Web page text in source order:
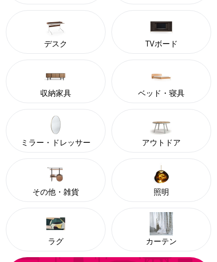
デスク TVボード
収納家具 ベッド・寝具
ミラー・ドレッサー アウトドア
その他・雑貨 照明
ラグ カーテン